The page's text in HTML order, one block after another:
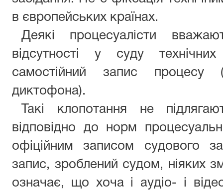
в європейських країнах.
Деякі процесуалісти
відсутності у суду
самостійний запис процесу
диктофона).
Такі клопотання не
відповідно до норм
офіційним записом судового
запис, зроблений судом, ніяких
означає, що хоча і аудіо- і